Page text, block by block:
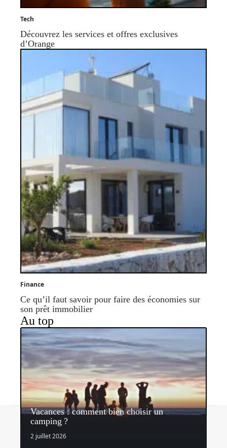
Tech
Découvrez les services et offres exclusives
d’Orange
Finance
Ce qu’il faut savoir pour faire des économies sur
son prêt immobilier
Au top
Vacances : comment bien choisir un
camping ?
2 juillet 2026
Contact Mentions légales